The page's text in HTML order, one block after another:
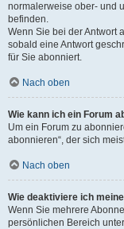
normalerweise ober- und
befinden.
Wenn Sie bei der Antwort
sobald eine Antwort
für Sie abonniert.
Nach oben
Wie kann ich ein Forum
Um ein Forum zu
abonnieren“, der sich
Nach oben
Wie deaktiviere ich
Wenn Sie mehrere
persönlichen Bereich